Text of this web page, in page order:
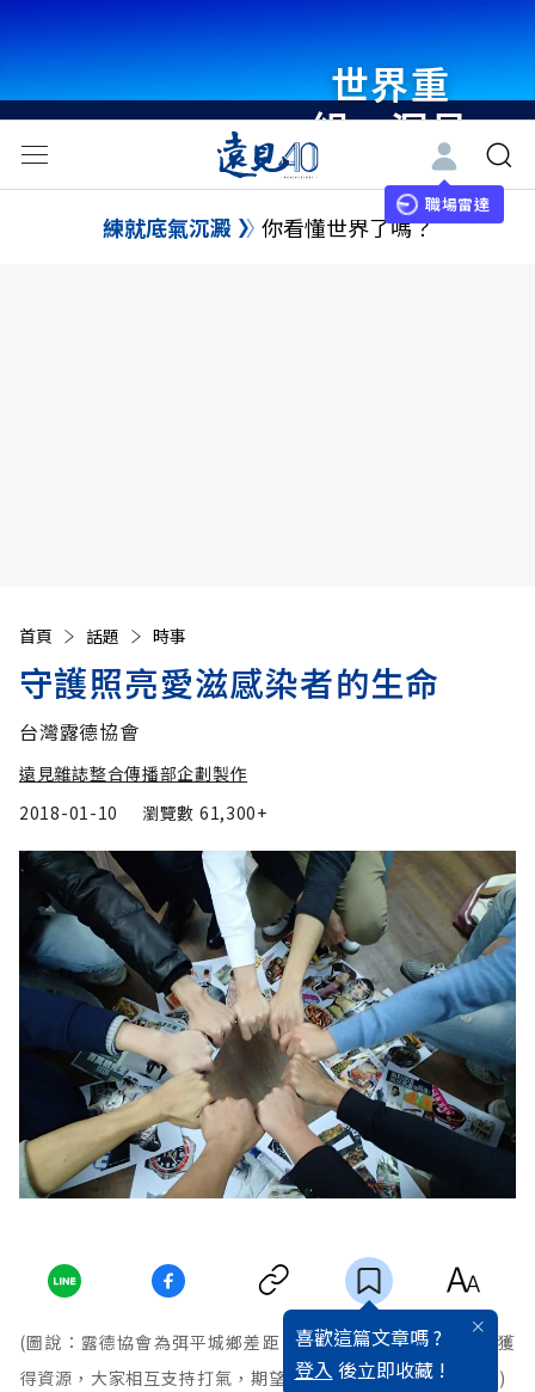
世界重
組・洞見
未來 與
世界領袖
職場雷達
練就底氣沉澱 你看懂世界了嗎？
首頁 話題 時事
守護照亮愛滋感染者的生命
台灣露德協會
遠見雜誌整合傳播部企劃製作
2018-01-10
瀏覽數 61,300+
喜歡這篇文章嗎 ?
登入 後立即收藏 !
(圖說：露德協會為弭平城鄉差距，讓偏鄉弱勢愛滋感染者能獲
得資源，大家相互支持打氣，期望將力量傳到花東的朋友們。)